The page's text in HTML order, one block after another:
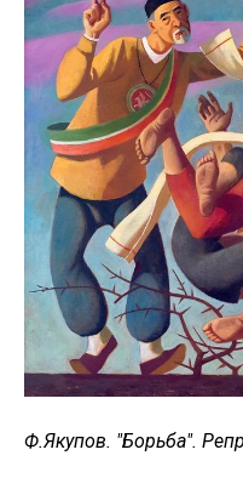
Ф.Якупов. "Борьба".